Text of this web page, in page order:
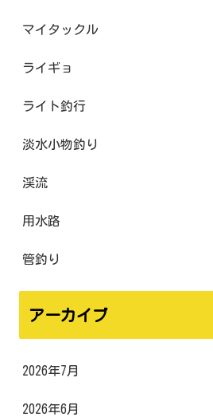
マイタックル
ライギョ
ライト釣行
淡水小物釣り
渓流
用水路
管釣り
アーカイブ
2026年7月
2026年6月